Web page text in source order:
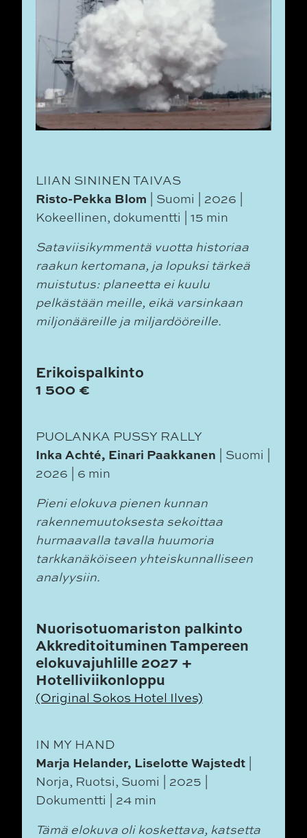
LIIAN SININEN TAIVAS
Risto-Pekka Blom | Suomi | 2026 |
Kokeellinen, dokumentti | 15 min
Sataviisikymmentä vuotta historiaa
raakun kertomana, ja lopuksi tärkeä
muistutus: planeetta ei kuulu
pelkästään meille, eikä varsinkaan
miljonääreille ja miljardööreille.
Erikoispalkinto
1 500 €
PUOLANKA PUSSY RALLY
Inka Achté, Einari Paakkanen | Suomi |
2026 | 6 min
Pieni elokuva pienen kunnan
rakennemuutoksesta sekoittaa
hurmaavalla tavalla huumoria
tarkkanäköiseen yhteiskunnalliseen
analyysiin.
Nuorisotuomariston palkinto
Akkreditoituminen Tampereen
elokuvajuhlille 2027 +
Hotelliviikonloppu
(Original Sokos Hotel Ilves)
IN MY HAND
Marja Helander, Liselotte Wajstedt|
Norja, Ruotsi, Suomi | 2025 |
Dokumentti | 24 min
Tämä elokuva oli koskettava, katsetta